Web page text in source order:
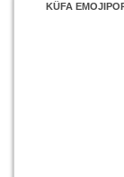
KÜFA